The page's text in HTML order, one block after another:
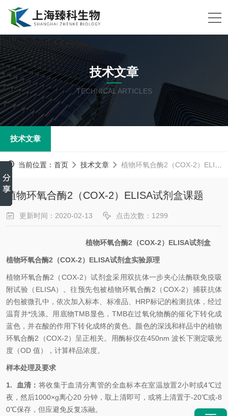
技术文章
TECHNICAL ARTICLES
技术文章
当前位置： 首页 技术文章 植物环氧合酶2（COX-2）ELISA试剂盒课题
植物环氧合酶2（COX-2）ELISA试剂盒课题
更新时间：2020-02-13 点击次数：1299
植物环氧合酶2（COX-2） ELISA试剂盒
植物环氧合酶2（COX-2） ELISA试剂盒实验原理
植物环氧合酶2（COX-2）试剂盒采用双抗体一步夹心法酶联免疫吸
附试验（ELISA）。往预先包被植物环氧合酶2（COX-2） 捕获抗体
的包被微孔中，依次加入标本、标准品、HRP标记的检测抗体，经过
温育并*洗涤。用底物TMB显色，TMB在过氧化物酶的催化下转化成
蓝色，并在酸的作用下转化成终的黄色。颜色的深浅和样品中的植物
环氧合酶2（COX-2） 呈正相关。用酶标仪在450nm 波长下测定吸光
度（OD 值），计算样品浓度。
样本处理及要求
1. 血清 ： 将收集于血清分离管的全血标本在室温放置2小时或4℃过
夜，然后1000×g离心20 分钟，取上清即可，或将上清置于-20℃或-8
0℃保存，但应避免反复冻融。